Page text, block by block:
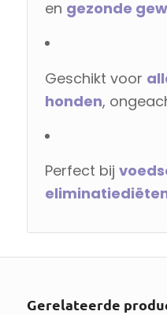
en gezonde
Geschikt voor
honden,
Perfect bij
Gerelateerde